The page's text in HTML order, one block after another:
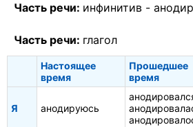
Часть речи: инфинитив -
Часть речи: глагол
Настоящее
время
Прошедшее
время
Я анодируюсь